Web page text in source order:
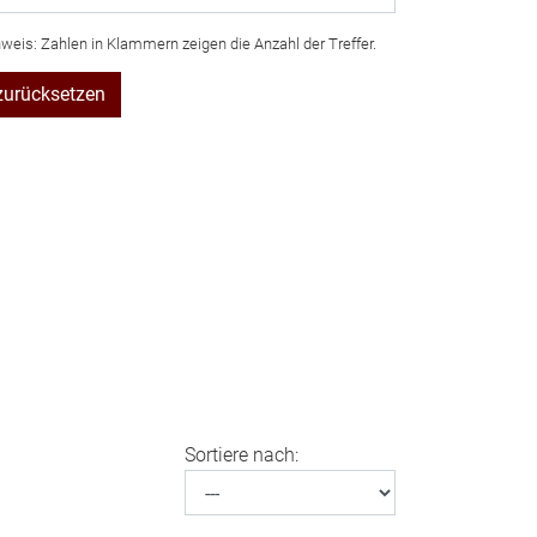
Zahlen in Klammern zeigen die Anzahl der Treffer.
Sortiere nach: